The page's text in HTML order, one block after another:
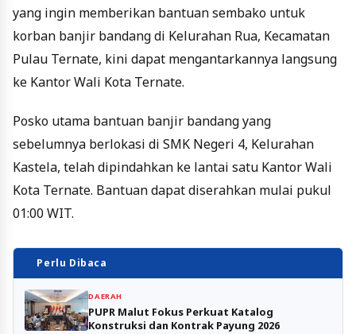
yang ingin memberikan bantuan sembako untuk
korban banjir bandang di Kelurahan Rua, Kecamatan
Pulau Ternate, kini dapat mengantarkannya langsung
ke Kantor Wali Kota Ternate.
Posko utama bantuan banjir bandang yang
sebelumnya berlokasi di SMK Negeri 4, Kelurahan
Kastela, telah dipindahkan ke lantai satu Kantor Wali
Kota Ternate. Bantuan dapat diserahkan mulai pukul
01:00 WIT.
Perlu Dibaca
DAERAH
PUPR Malut Fokus Perkuat Katalog
Konstruksi dan Kontrak Payung 2026